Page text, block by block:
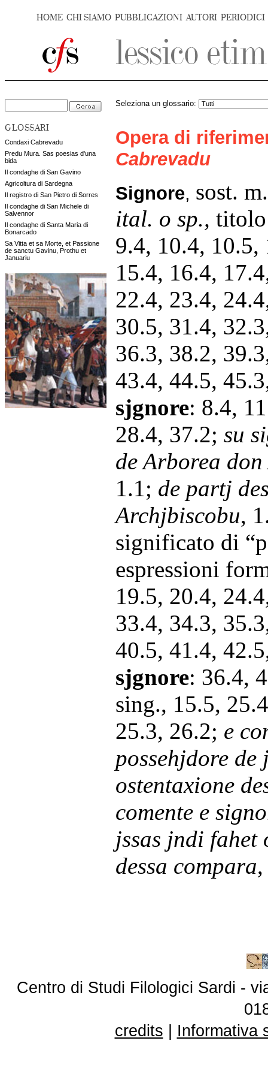
HOME CHI SIAMO PUBBLICAZIONI AUTORI PERIODICI
GLOSSARI
Condaxi Cabrevadu
Predu Mura. Sas poesias d'una
bida
Il condaghe di San Gavino
Agricoltura di Sardegna
Il registro di San Pietro di Sorres
Il condaghe di San Michele di
Salvennor
Il condaghe di Santa Maria di
Bonarcado
Sa Vitta et sa Morte, et Passione
de sanctu Gavinu, Prothu et
Januariu
Seleziona un glossario:
Opera di
Cabrevadu
Signore, sost.
ital. o sp.,
9.4, 10.4, 10.5,
15.4, 16.4,
22.4, 23.4,
30.5, 31.4,
36.3, 38.2,
43.4, 44.5,
sjgnore: 8.4,
28.4, 37.2; su
de Arborea
1.1; de partj
Archjbiscobu,
significato di
espressioni
19.5, 20.4,
33.4, 34.3,
40.5, 41.4,
sjgnore: 36.4,
sing., 15.5,
25.3, 26.2; e
possehjdore
ostentaxione
comente e
jssas jndi fahet
dessa compara
Centro di Studi Filologici Sardi -
credits
Informativa